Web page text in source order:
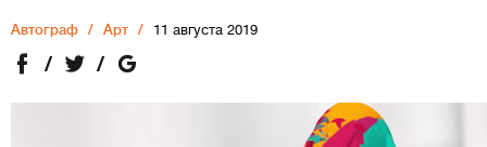
Автограф Арт 11 августа 2019